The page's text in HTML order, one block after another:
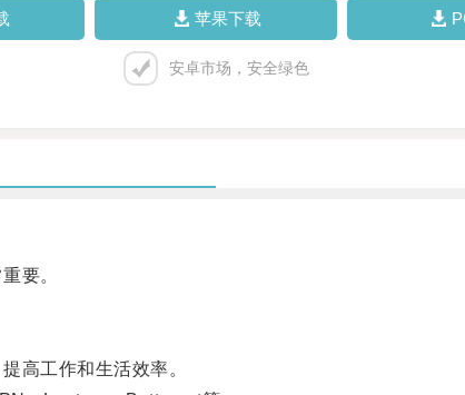
苹果下载
安卓市场，安全绿色
要。
高工作和生活效率。